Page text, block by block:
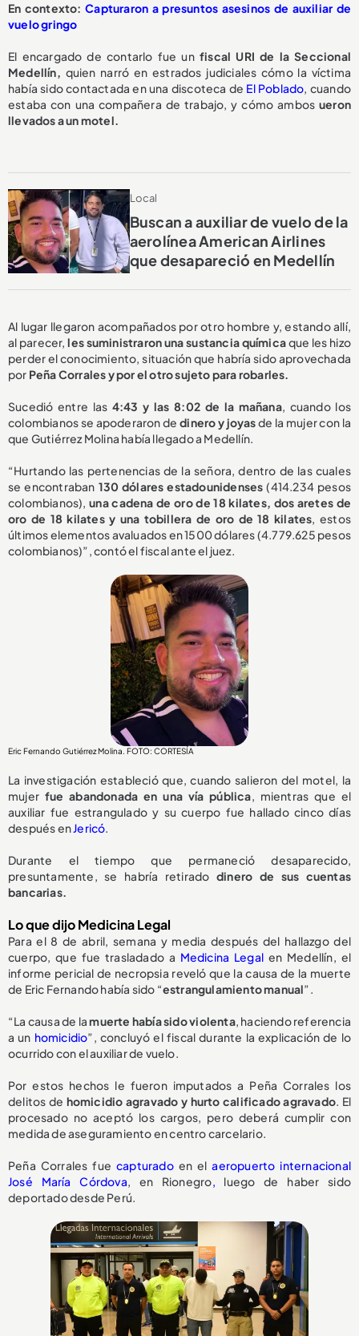
En contexto: Capturaron a presuntos asesinos de auxiliar de
vuelo gringo
El encargado de contarlo fue unfiscal URI de la Seccional
Medellín, quien narró en estrados judiciales cómo la víctima
había sido contactada en una discoteca de El Poblado, cuando
estaba con una compañera de trabajo, y cómo ambos ueron
llevados a un motel.
Local
Buscan a auxiliar de vuelo de la
aerolínea American Airlines
que desapareció en Medellín
Al lugar llegaron acompañados por otro hombre y, estando allí,
al parecer,les suministraron una sustancia químicaque les hizo
perder el conocimiento, situación que habría sido aprovechada
por Peña Corrales y por el otro sujeto para robarles.
Sucedió entre las 4:43 y las 8:02 de la mañana, cuando los
colombianos se apoderaron dedinero y joyasde la mujer con la
que Gutiérrez Molina había llegado a Medellín.
“Hurtando las pertenencias de la señora, dentro de las cuales
se encontraban 130 dólares estadounidenses (414.234 pesos
colombianos),una cadena de oro de 18 kilates, dos aretes de
oro de 18 kilates y una tobillera de oro de 18 kilates, estos
últimos elementos avaluados en 1500 dólares (4.779.625 pesos
colombianos)”, contó el fiscal ante el juez.
Eric Fernando Gutiérrez Molina. FOTO: CORTESÍA
La investigación estableció que, cuando salieron del motel, la
mujer fue abandonada en una vía pública, mientras que el
auxiliar fue estrangulado y su cuerpo fue hallado cinco días
después enJericó.
Durante el tiempo que permaneció desaparecido,
presuntamente, se habría retirado dinero de sus cuentas
bancarias.
Lo que dijo Medicina Legal
Para el 8 de abril, semana y media después del hallazgo del
cuerpo, que fue trasladado a Medicina Legal en Medellín, el
informe pericial de necropsia reveló que la causa de la muerte
de Eric Fernando había sido “estrangulamiento manual”.
“La causa de lamuerte había sido violenta, haciendo referencia
a un homicidio”, concluyó el fiscal durante la explicación de lo
ocurrido con el auxiliar de vuelo.
Por estos hechos le fueron imputados a Peña Corrales los
delitos de homicidio agravado y hurto calificado agravado. El
procesado no aceptó los cargos, pero deberá cumplir con
medida de aseguramiento en centro carcelario.
Peña Corrales fue capturadoen elaeropuerto internacional
José María Córdova, en Rionegro, luego de haber sido
deportado desde Perú.